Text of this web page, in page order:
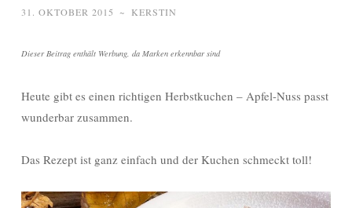
31. OKTOBER 2015 ~ KERSTIN
Dieser Beitrag enthält Werbung, da Marken erkennbar sind
Heute gibt es einen richtigen Herbstkuchen – Apfel-Nuss passt
wunderbar zusammen.
Das Rezept ist ganz einfach und der Kuchen schmeckt toll!